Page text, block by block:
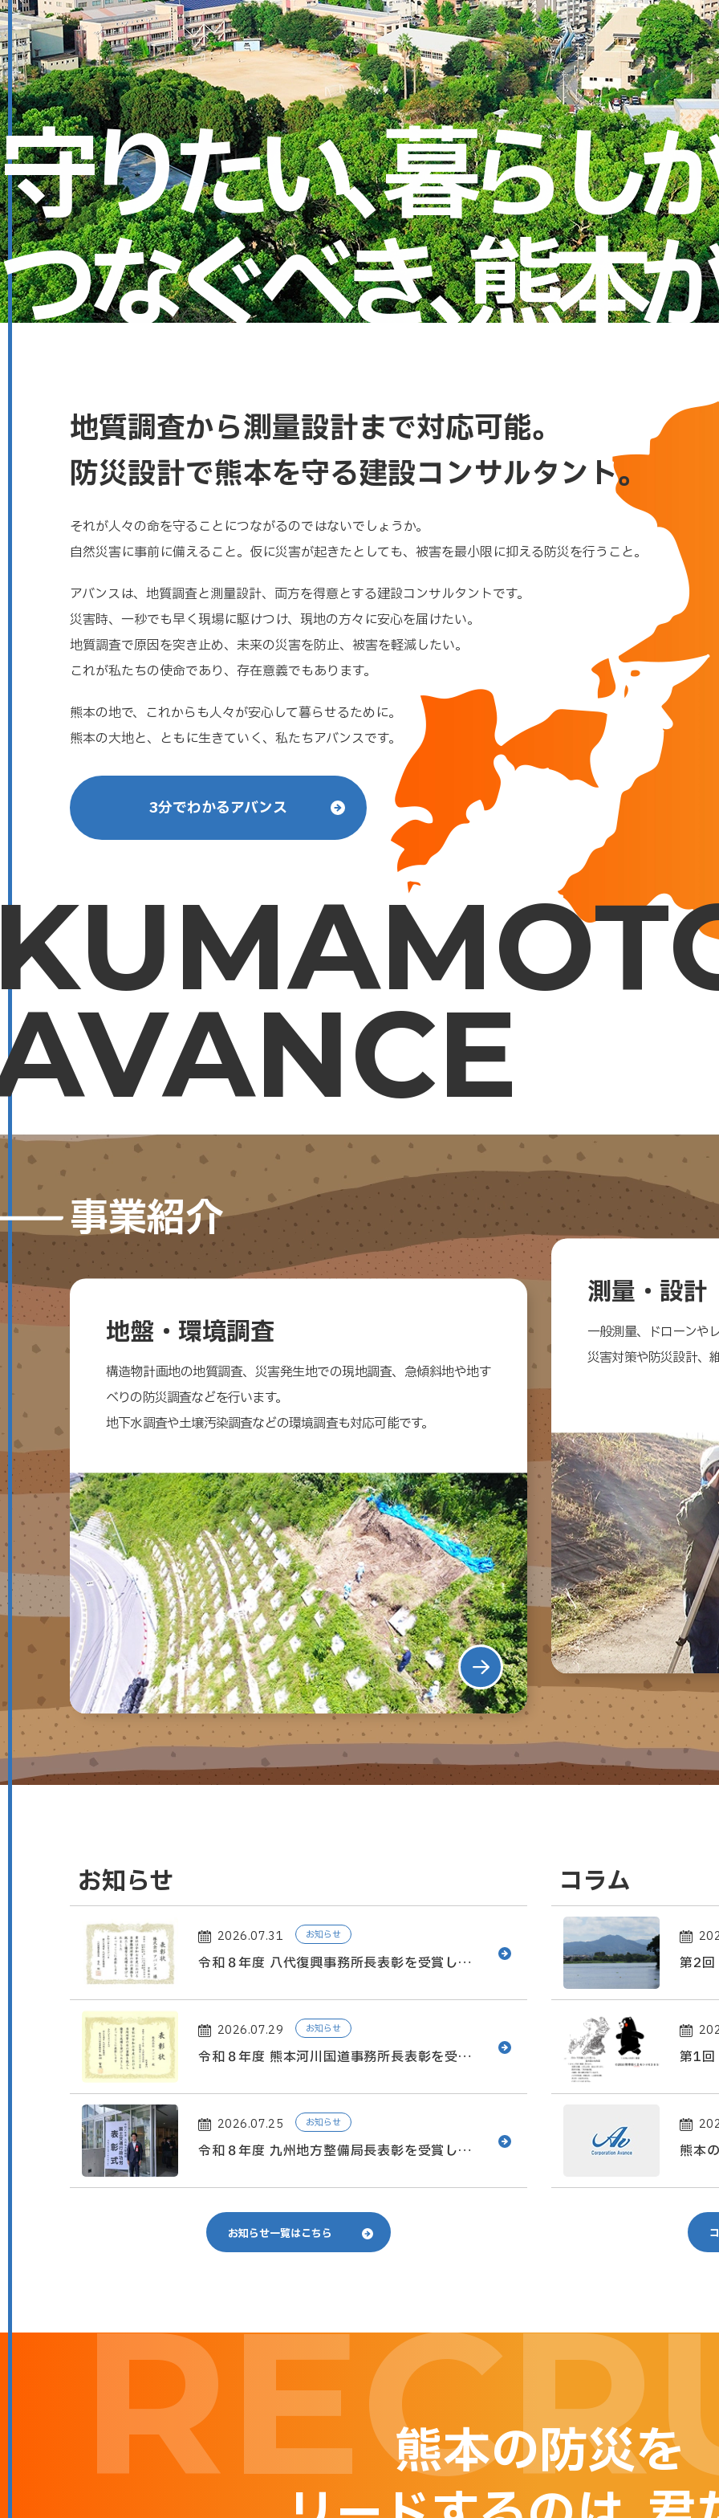
守りたい、暮らし
つなぐべき、熊本
地質調査から測量設計まで対応可能。
防災設計で熊本を守る建設コンサルタント。
それが人々の命を守ることにつながるのではないでしょうか。
自然災害に事前に備えること。仮に災害が起きたとしても、被害を最小限に抑える防災を行うこと。
アバンスは、地質調査と測量設計、両方を得意とする建設コンサルタントです。
災害時、一秒でも早く現場に駆けつけ、現地の方々に安心を届けたい。
地質調査で原因を突き止め、未来の災害を防止、被害を軽減したい。
これが私たちの使命であり、存在意義でもあります。
熊本の地で、これからも人々が安心して暮らせるために。
熊本の大地と、ともに生きていく、私たちアバンスです。
3分でわかるアバンス
事業紹介
地盤・環境調査
構造物計画地の地質調査、災害発生地での現地調査、急傾斜地や地す
べりの防災調査などを行います。
地下水調査や土壌汚染調査などの環境調査も対応可能です。
測量・設計
一般測量、ドローンや
災害対策や防災設計、
お知らせ
2026.07.31 お知らせ
令和８年度 八代復興事務所長表彰を受賞しま
2026.07.29 お知らせ
令和８年度 熊本河川国道事務所長表彰を受賞
2026.07.25 お知らせ
令和８年度 九州地方整備局長表彰を受賞しま
お知らせ一覧はこちら
コラム
第2
第1
熊本
熊本の防災を